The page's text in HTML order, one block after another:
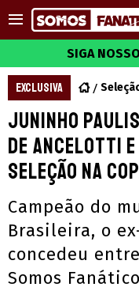
SIGA
EXCLUSIVA
Juninho
de Ancelotti
Seleção na
Campeão do
Brasileira, o
concedeu
Somos